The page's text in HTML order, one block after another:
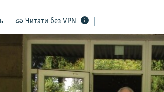
Читати без VPN